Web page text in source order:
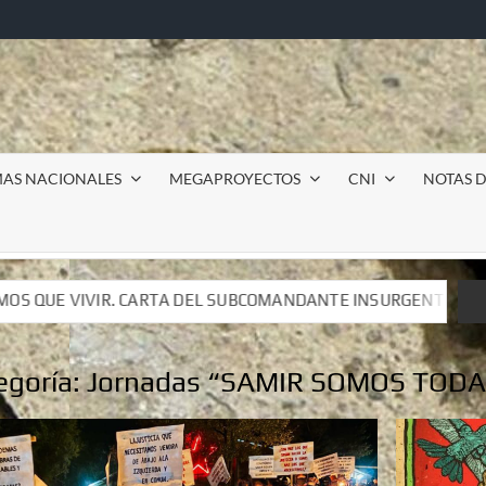
NACIONALES MEGAPROYECTOS CNI NOTAS
INSURGENTE MOISÉS A LUIS DE TAVIRA
INSURGENTE MOISÉS A LUIS DE TAVIRA
Jornadas “SAMIR SOMOS